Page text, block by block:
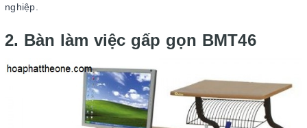
nghiệp.
2. Bàn làm việc gấp gọn BMT46